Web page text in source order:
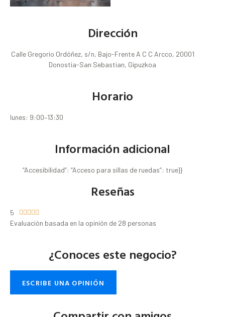
Dirección
Calle Gregorio Ordóñez, s/n, Bajo-Frente A C C Arcco, 20001
Donostia-San Sebastian, Gipuzkoa
Horario
lunes: 9:00–13:30
Información adicional
“Accesibilidad”: “Acceso para sillas de ruedas”: true}}
Reseñas
5     
Evaluación basada en la opinión de 28 personas
¿Conoces este negocio?
ESCRIBE UNA OPINIÓN